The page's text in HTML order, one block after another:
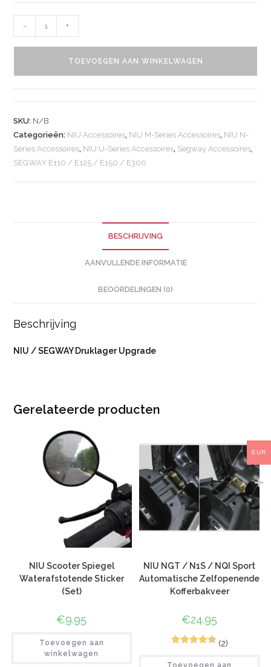
- +
TOEVOEGEN AAN WINKELWAGEN
SKU: N/B
Categorieën: NIU Accessoires, NIU M-Series Accessoires, NIU N-
Series Accessoires, NIU U-Series Accessoires, Segway Accessoires,
SEGWAY E110 / E125 / E150 / E300
BESCHRIJVING
AANVULLENDE INFORMATIE
BEOORDELINGEN (0)
Beschrijving
NIU / SEGWAY Druklager Upgrade
Gerelateerde producten
NIU Scooter Spiegel
Waterafstotende Sticker
(Set)
€9.95
Toevoegen aan
winkelwagen
NIU NGT / N1S / NQI Sport
Automatische Zelfopenende
Kofferbakveer
€24.95
(2)
Toevoegen aan
EUR